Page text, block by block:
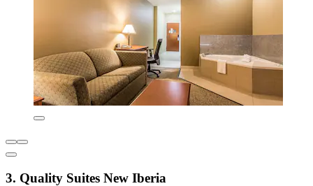
3. Quality Suites New Iberia